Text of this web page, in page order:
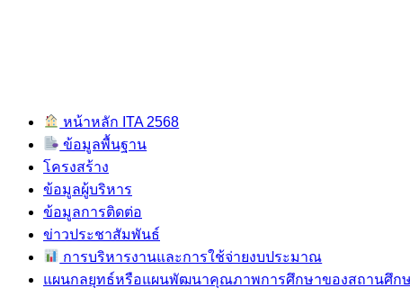
หน้าหลัก ITA 2568
ข้อมูลพื้นฐาน
โครงสร้าง
ข้อมูลผู้บริหาร
ข้อมูลการติดต่อ
ข่าวประชาสัมพันธ์
การบริหารงานและการใช้จ่ายงบประมาณ
แผนกลยุทธ์หรือแผนพัฒนาคุณภาพการศึกษาของสถานศึก